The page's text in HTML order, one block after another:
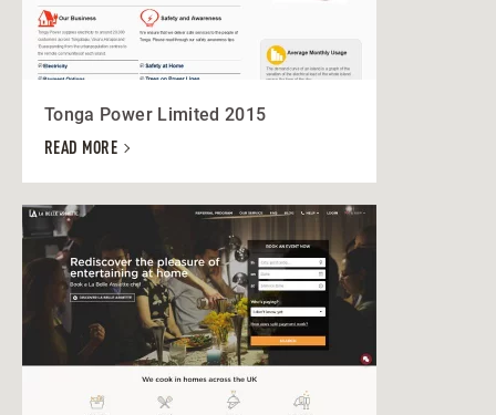
Tonga Power Limited 2015
READ MORE